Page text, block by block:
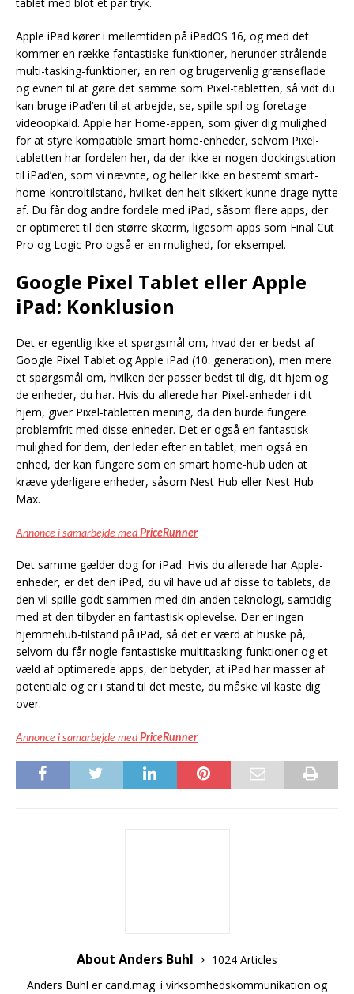
tablet med blot et par tryk.
Apple iPad kører i mellemtiden på iPadOS 16, og med det
kommer en række fantastiske funktioner, herunder strålende
multi-tasking-funktioner, en ren og brugervenlig grænseflade
og evnen til at gøre det samme som Pixel-tabletten, så vidt du
kan bruge iPad’en til at arbejde, se, spille spil og foretage
videoopkald. Apple har Home-appen, som giver dig mulighed
for at styre kompatible smart home-enheder, selvom Pixel-
tabletten har fordelen her, da der ikke er nogen dockingstation
til iPad’en, som vi nævnte, og heller ikke en bestemt smart-
home-kontroltilstand, hvilket den helt sikkert kunne drage nytte
af. Du får dog andre fordele med iPad, såsom flere apps, der
er optimeret til den større skærm, ligesom apps som Final Cut
Pro og Logic Pro også er en mulighed, for eksempel.
Google Pixel Tablet eller Apple
iPad: Konklusion
Det er egentlig ikke et spørgsmål om, hvad der er bedst af
Google Pixel Tablet og Apple iPad (10. generation), men mere
et spørgsmål om, hvilken der passer bedst til dig, dit hjem og
de enheder, du har. Hvis du allerede har Pixel-enheder i dit
hjem, giver Pixel-tabletten mening, da den burde fungere
problemfrit med disse enheder. Det er også en fantastisk
mulighed for dem, der leder efter en tablet, men også en
enhed, der kan fungere som en smart home-hub uden at
kræve yderligere enheder, såsom Nest Hub eller Nest Hub
Max.
Annonce i samarbejde med PriceRunner
Det samme gælder dog for iPad. Hvis du allerede har Apple-
enheder, er det den iPad, du vil have ud af disse to tablets, da
den vil spille godt sammen med din anden teknologi, samtidig
med at den tilbyder en fantastisk oplevelse. Der er ingen
hjemmehub-tilstand på iPad, så det er værd at huske på,
selvom du får nogle fantastiske multitasking-funktioner og et
væld af optimerede apps, der betyder, at iPad har masser af
potentiale og er i stand til det meste, du måske vil kaste dig
over.
Annonce i samarbejde med PriceRunner
About Anders Buhl
1024 Articles
Anders Buhl er cand.mag. i virksomhedskommunikation og